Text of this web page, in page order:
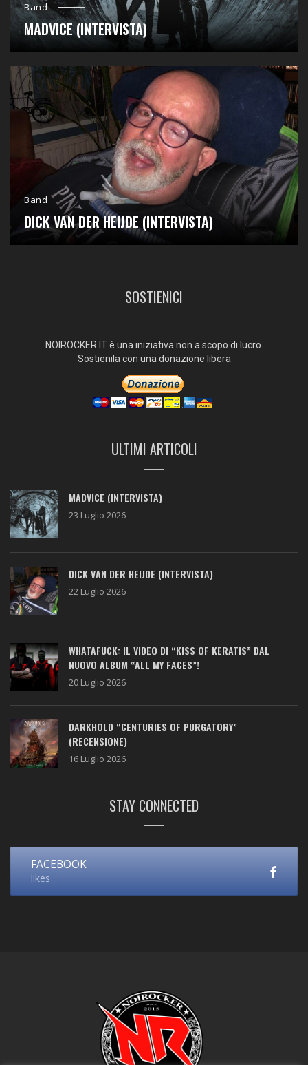
Band
MADVICE (INTERVISTA)
Band
DICK VAN DER HEIJDE (INTERVISTA)
SOSTIENICI
NOIROCKER.IT è una iniziativa non a scopo di lucro.
Sostienila con una donazione libera
ULTIMI ARTICOLI
MADVICE (INTERVISTA)
23 Luglio 2026
DICK VAN DER HEIJDE (INTERVISTA)
22 Luglio 2026
WHATAFUCK: IL VIDEO DI “KISS OF KERATIS” DAL
NUOVO ALBUM “ALL MY FACES”!
20 Luglio 2026
DARKHOLD “CENTURIES OF PURGATORY”
(RECENSIONE)
16 Luglio 2026
STAY CONNECTED
FACEBOOK
likes